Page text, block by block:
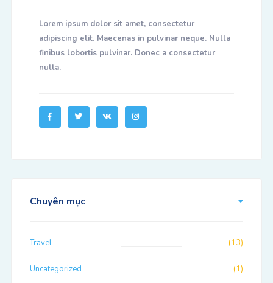
Lorem ipsum dolor sit amet, consectetur
adipiscing elit. Maecenas in pulvinar neque. Nulla
finibus lobortis pulvinar. Donec a consectetur
nulla.
Chuyên mục
Travel (13)
Uncategorized (1)